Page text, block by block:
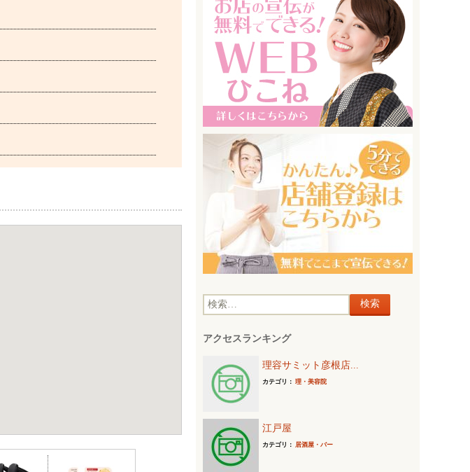
検
:アクセスランキング
理容サミット彦根店...
カテゴリ： 理・美容院
江戸屋
カテゴリ： 居酒屋・バー